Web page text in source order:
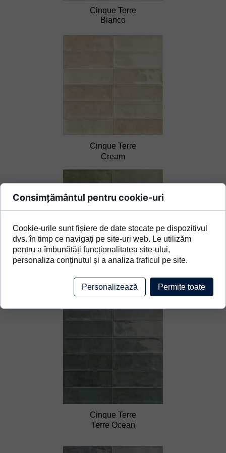
Cinque Terre
Terre Ocean
Cinque Terre
Emerald
Cinque Terre
Cream
Cinque Terre
Bianco
Consimțământul pentru cookie-uri
Cookie-urile sunt fișiere de date stocate pe dispozitivul
dvs. în timp ce navigați pe site-uri web. Le utilizăm
pentru a îmbunătăți funcționalitatea site-ului,
personaliza conținutul și a analiza traficul pe site.
Personalizează Permite toate